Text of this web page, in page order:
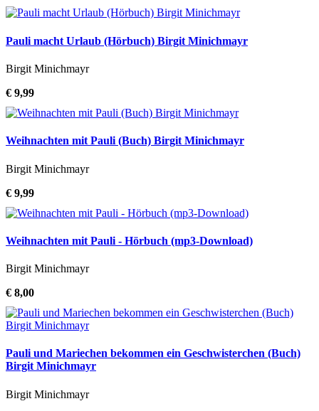
Pauli macht Urlaub (Hörbuch) Birgit Minichmayr
Birgit Minichmayr
€ 9,99
Weihnachten mit Pauli (Buch) Birgit Minichmayr
Birgit Minichmayr
€ 9,99
Weihnachten mit Pauli - Hörbuch (mp3-Download)
Birgit Minichmayr
€ 8,00
Pauli und Mariechen bekommen ein Geschwisterchen (Buch)
Birgit Minichmayr
Birgit Minichmayr